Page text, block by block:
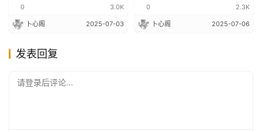
0 3.0K
卜心阁 2025-07-03
0 2.3K
卜心阁 2025-07-06
发表回复
请登录后评论...